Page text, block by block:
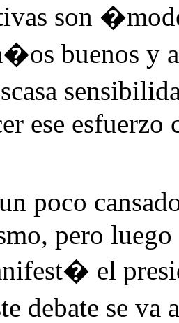
son
buenos
ese
poco
pero
el
debate se